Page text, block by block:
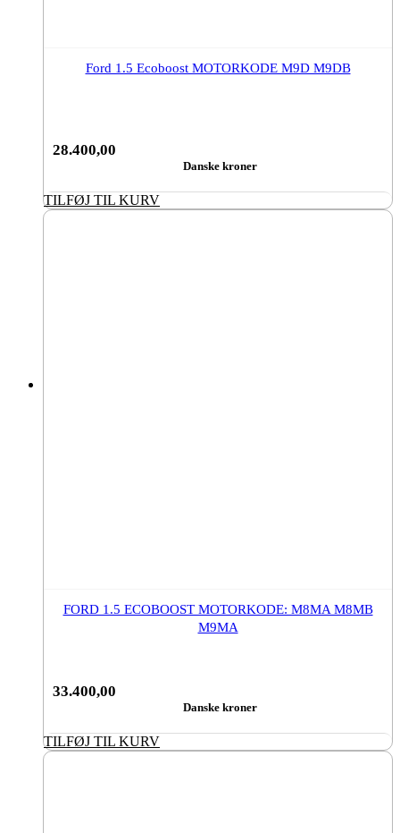
Ford 1.5 Ecoboost MOTORKODE M9D M9DB
28.400,00
Danske kroner
TILFØJ TIL KURV
FORD 1.5 ECOBOOST MOTORKODE: M8MA M8MB
M9MA
33.400,00
Danske kroner
TILFØJ TIL KURV